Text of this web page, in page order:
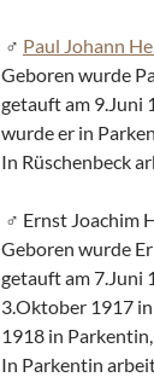
Paul Johann
Geboren wurde
getauft am 9.Juni
wurde er in
In Rüschenbeck
Ernst Joachim
Geboren wurde
getauft am 7.Juni
3.Oktober 1917
1918 in
In Parkentin